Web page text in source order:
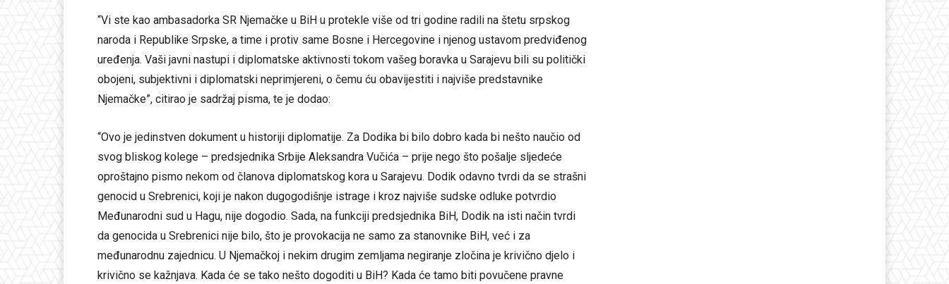
“Vi ste kao ambasadorka SR Njemačke u BiH u protekle više od tri godine radili na štetu srpskog
naroda i Republike Srpske, a time i protiv same Bosne i Hercegovine i njenog ustavom predviđenog
uređenja. Vaši javni nastupi i diplomatske aktivnosti tokom vašeg boravka u Sarajevu bili su politički
obojeni, subjektivni i diplomatski neprimjereni, o čemu ću obavijestiti i najviše predstavnike
Njemačke”, citirao je sadržaj pisma, te je dodao:
“Ovo je jedinstven dokument u historiji diplomatije. Za Dodika bi bilo dobro kada bi nešto naučio od
svog bliskog kolege – predsjednika Srbije Aleksandra Vučića – prije nego što pošalje sljedeće
oproštajno pismo nekom od članova diplomatskog kora u Sarajevu. Dodik odavno tvrdi da se strašni
genocid u Srebrenici, koji je nakon dugogodišnje istrage i kroz najviše sudske odluke potvrdio
Međunarodni sud u Hagu, nije dogodio. Sada, na funkciji predsjednika BiH, Dodik na isti način tvrdi
da genocida u Srebrenici nije bilo, što je provokacija ne samo za stanovnike BiH, već i za
međunarodnu zajednicu. U Njemačkoj i nekim drugim zemljama negiranje zločina je krivično djelo i
krivično se kažnjava. Kada će se tako nešto dogoditi u BiH? Kada će tamo biti povučene pravne